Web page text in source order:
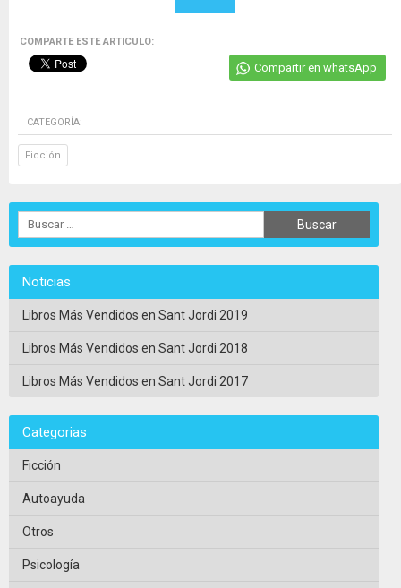
COMPARTE ESTE ARTICULO:
Compartir en whatsApp
CATEGORÍA:
Ficción
Noticias
Libros Más Vendidos en Sant Jordi 2019
Libros Más Vendidos en Sant Jordi 2018
Libros Más Vendidos en Sant Jordi 2017
Categorias
Ficción
Autoayuda
Otros
Psicología